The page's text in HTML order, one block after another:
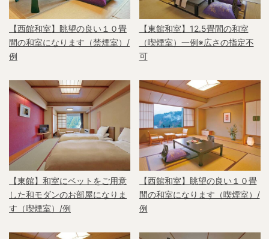
【西館和室】眺望の良い１０畳
間の和室になります（禁煙室）/
例
【東館和室】12.5畳間の和室
（喫煙室）一例※広さの指定不
可
【東館】和室にベットをご用意
した和モダンのお部屋になりま
す（喫煙室）/例
【西館和室】眺望の良い１０畳
間の和室になります（喫煙室）/
例